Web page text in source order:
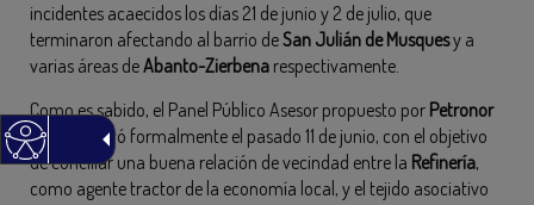
incidentes acaecidos los días 21 de junio y 2 de julio, que
terminaron afectando al barrio deSan Julián de Musquesy a
varias áreas deAbanto-Zierbena respectivamente.
Como es sabido, el Panel Público Asesor propuesto por Petronor
se constituyó formalmente el pasado 11 de junio, con el objetivo
de conciliar una buena relación de vecindad entre la Refinería,
como agente tractor de la economía local, y el tejido asociativo